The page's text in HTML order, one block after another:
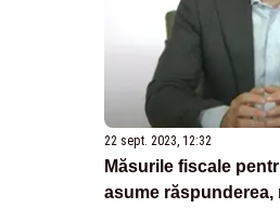
22 sept. 2023, 12:32
Măsurile fiscale
asume răspunderea,